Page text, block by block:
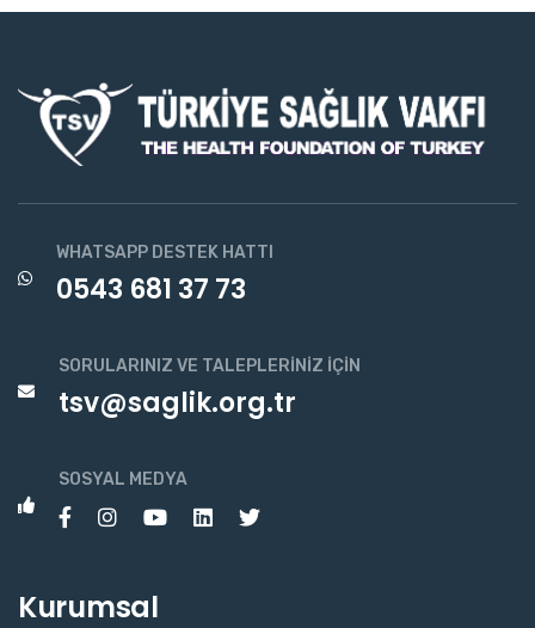
WHATSAPP DESTEK HATTI
0543 681 37 73
SORULARINIZ VE TALEPLERINIZ İÇIN
tsv@saglik.org.tr
SOSYAL MEDYA
Kurumsal